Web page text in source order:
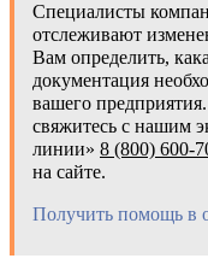
Специалисты
отслеживают
Вам определить,
документация
вашего
свяжитесь с нашим
линии» 8 (800) 600-
на сайте.
Получить помощь в